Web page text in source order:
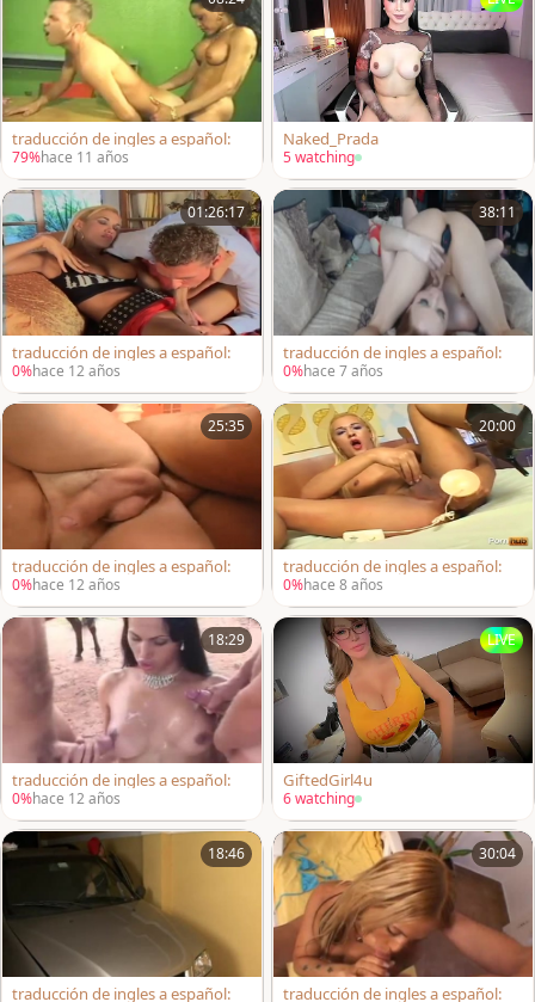
traducción de ingles a español:
79%hace 11 años
Naked_Prada
5 watching
01:26:17
traducción de ingles a español:
0%hace 12 años
38:11
traducción de ingles a español:
0%hace 7 años
25:35
traducción de ingles a español:
0%hace 12 años
20:00
traducción de ingles a español:
0%hace 8 años
18:29
traducción de ingles a español:
0%hace 12 años
LIVE
GiftedGirl4u
6 watching
18:46
traducción de ingles a español:
30:04
traducción de ingles a español: